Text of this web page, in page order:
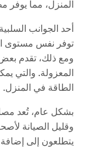
المنزل، مما يوفر
أحد الجوانب
توفر نفس مستوى
ومع ذلك، تقدم
المعزولة. والتي
الطاقة في المنزل.
بشكل عام، تُعد
وقليل الصيانة
يتطلعون إلى